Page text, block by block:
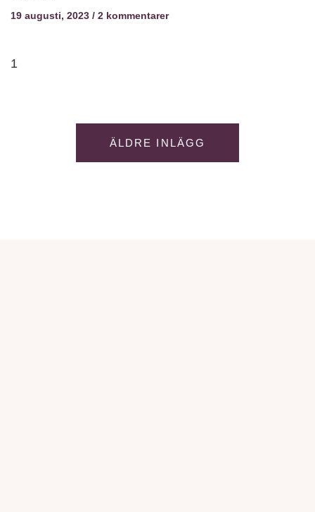
19 augusti, 2023 2 kommentarer
ÄLDRE INLÄGG